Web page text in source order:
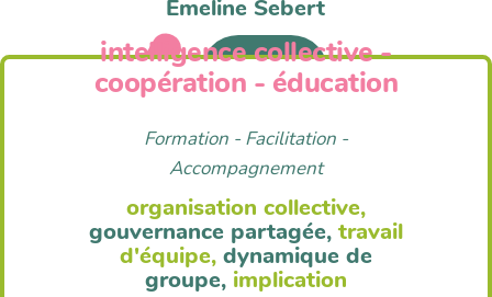
Anim'Agil
Emeline Sebert
intelligence collective -
coopération - éducation
Formation - Facilitation -
Accompagnement
organisation collective,
gouvernance partagée, travail
d'équipe, dynamique de
groupe, implication